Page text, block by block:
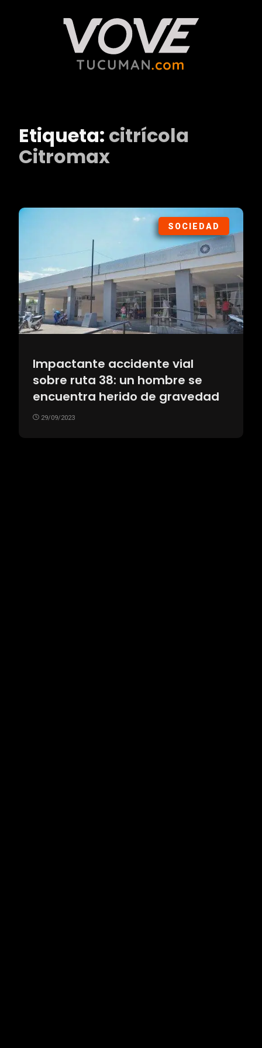
Etiqueta: citrícola
Citromax
SOCIEDAD
Impactante accidente vial
sobre ruta 38: un hombre se
encuentra herido de gravedad
29/09/2023